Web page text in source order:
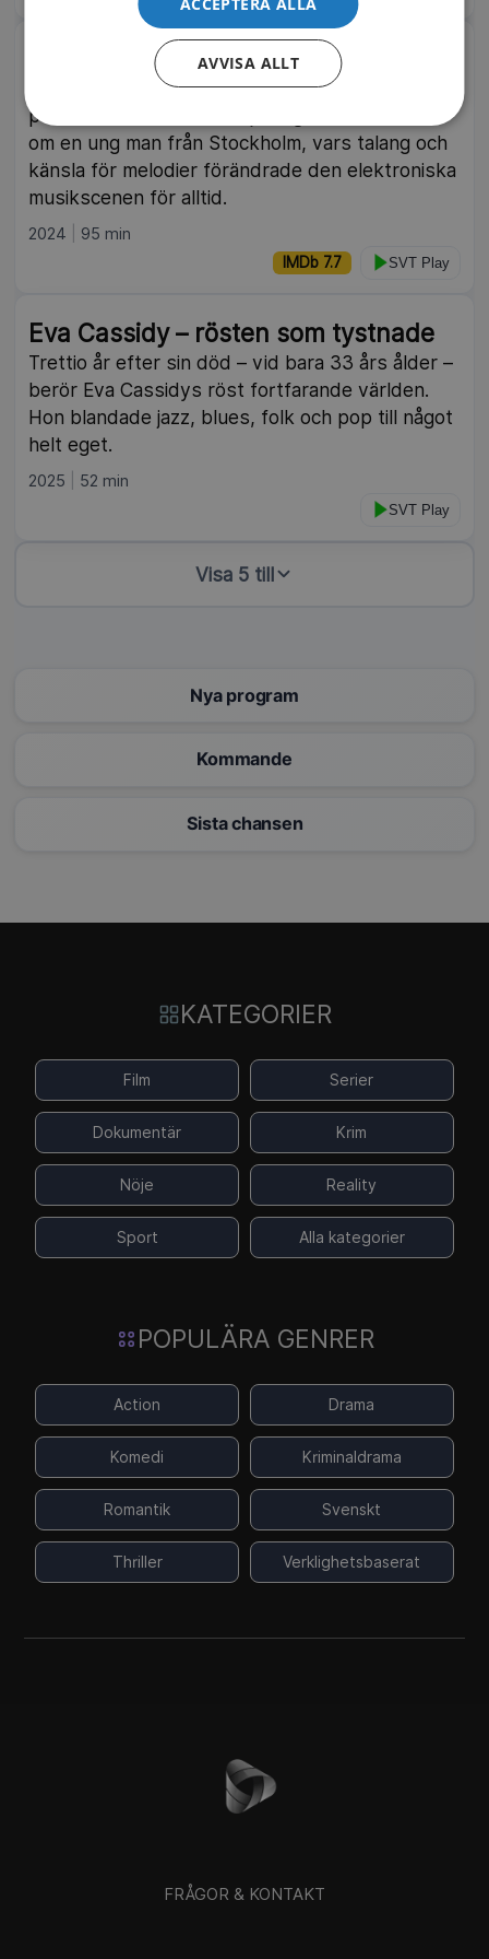
Avicii – I’m Tim
Bakom världens största dansgolv och
pulserande festivaler döljer sig en berättelse
om en ung man från Stockholm, vars talang och
känsla för melodier förändrade den elektroniska
musikscenen för alltid.
2024 95 min
IMDb 7.7 SVT Play
Eva Cassidy – rösten som tystnade
Trettio år efter sin död – vid bara 33 års ålder –
berör Eva Cassidys röst fortfarande världen.
Hon blandade jazz, blues, folk och pop till något
helt eget.
2025 52 min
SVT Play
Visa 5 till
Nya program
Kommande
Sista chansen
KATEGORIER
Film Serier
Dokumentär Krim
Nöje Reality
Sport Alla kategorier
POPULÄRA GENRER
Action Drama
Komedi Kriminaldrama
Romantik Svenskt
Thriller Verklighetsbaserat
FRÅGOR & KONTAKT
AVVISA ALLT